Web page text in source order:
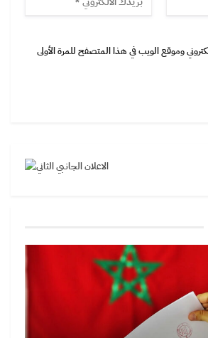
وموقع الويب في هذا المتصفح للمرة الأولى